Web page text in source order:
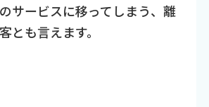
サービスに移ってしまう、離
とも言えます。